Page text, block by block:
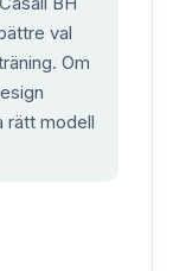
val
Om
rätt modell